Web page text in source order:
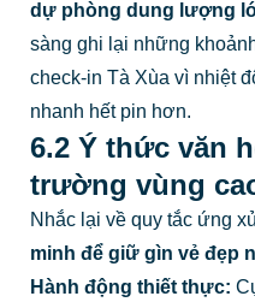
dự phòng dung lượng
sàng ghi lại những
check-in Tà Xùa vì nhiệt
nhanh hết pin hơn.
6.2 Ý thức văn
trường vùng
Nhắc lại về quy tắc ứng
minh để giữ gìn vẻ đẹp
Hành động thiết thực: